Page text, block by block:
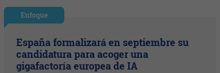
Enfoque
España formalizará en septiembre su
candidatura para acoger una
gigafactoría europea de IA